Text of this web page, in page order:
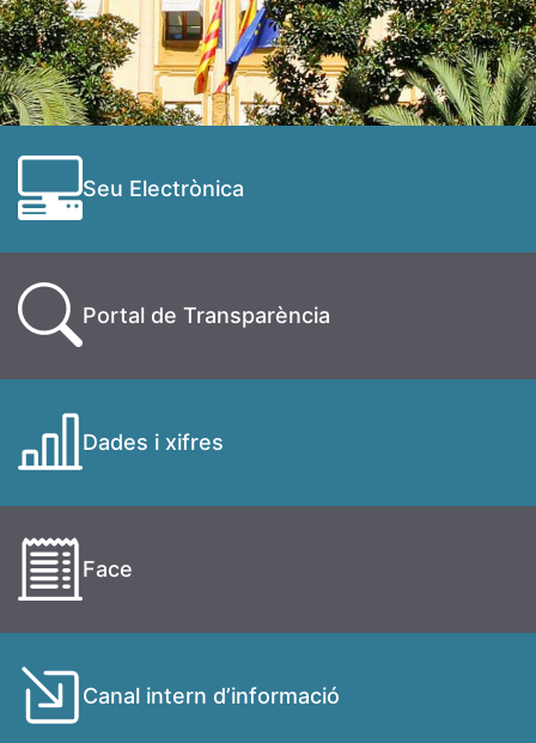
Seu Electrònica
Portal de Transparència
Dades i xifres
Face
Canal intern d’informació